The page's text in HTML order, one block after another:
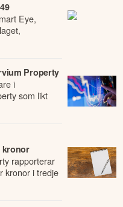
Eye,
Link Prop,
Property
i
som likt
kronor
rapporterar
kronor i tredje